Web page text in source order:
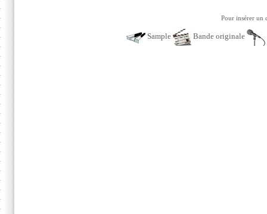
Pour insérer un
Sample Bande originale